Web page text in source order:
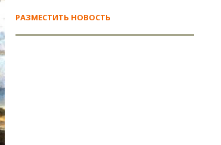
РАЗМЕСТИТЬ НОВОСТЬ